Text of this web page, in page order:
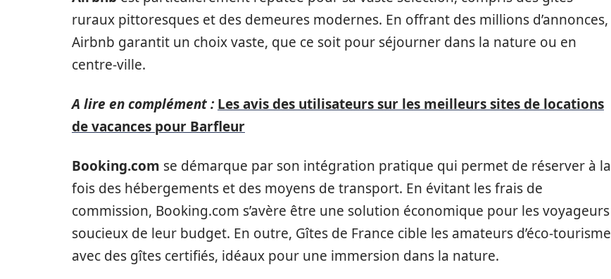
ruraux pittoresques et des demeures modernes. En offrant des millions d’annonces,
Airbnb garantit un choix vaste, que ce soit pour séjourner dans la nature ou en
centre-ville.
A lire en complément : Les avis des utilisateurs sur les meilleurs sites de locations
de vacances pour Barfleur
Booking.com se démarque par son intégration pratique qui permet de réserver à la
fois des hébergements et des moyens de transport. En évitant les frais de
commission, Booking.com s’avère être une solution économique pour les voyageurs
soucieux de leur budget. En outre, Gîtes de France cible les amateurs d’éco-tourisme
avec des gîtes certifiés, idéaux pour une immersion dans la nature.